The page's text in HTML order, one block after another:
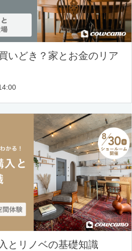
いどき？家とお金のリア
とリノベの基礎知識